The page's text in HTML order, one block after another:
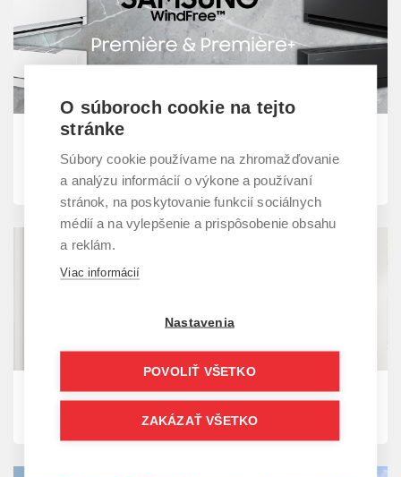
21. 04. 2026 | Blog
Spoznajte prémiové novinky Samsung WindFree™
Première a Première+
09. 10. 2025 | Blog
Toshiba ESTIA Bi-Bloc R290
O súboroch cookie na tejto
stránke
Súbory cookie používame na zhromažďovanie
a analýzu informácií o výkone a používaní
stránok, na poskytovanie funkcií sociálnych
médií a na vylepšenie a prispôsobenie obsahu
a reklám.
Viac informácií
Nastavenia
POVOLIŤ VŠETKO
ZAKÁZAŤ VŠETKO